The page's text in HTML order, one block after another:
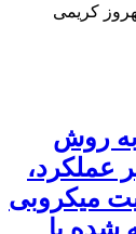
کریمی
به روش
عملکرد،
میکروبی
شده با